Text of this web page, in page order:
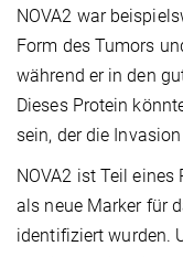
NOVA2 war
Form des Tumors
während er in den
Dieses Protein
sein, der die
NOVA2 ist Teil
als neue Marker für
identifiziert wurden.